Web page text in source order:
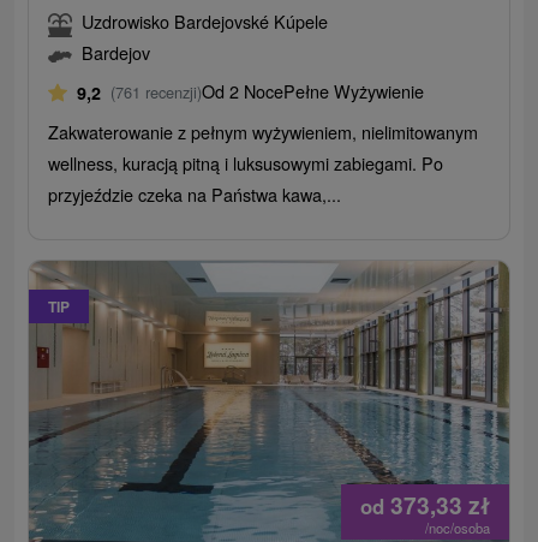
Uzdrowisko Bardejovské Kúpele
Bardejov
9,2 (761 recenzji)Od 2 NocePełne Wyżywienie
Zakwaterowanie z pełnym wyżywieniem, nielimitowanym
wellness, kuracją pitną i luksusowymi zabiegami. Po
przyjeździe czeka na Państwa kawa,...
TIP
od 373,33 zł
/noc/osoba